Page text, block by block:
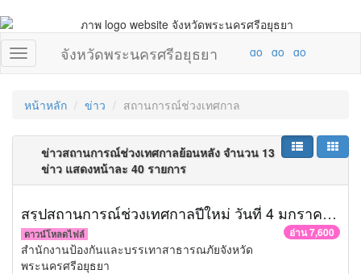
จังหวัดพระนครศรีอยุธยา
หน้าหลัก ข่าว สถานการณ์ช่วงเทศกาล
ข่าวสถานการณ์ช่วงเทศกาลย้อนหลัง จำนวน 13
ข่าว แสดงหน้าละ 40 รายการ
สรุปสถานการณ์ช่วงเทศกาลปีใหม่ วันที่ 4 มกราคม 2559
ดาวน์โหลดไฟล์ อ่าน 7,600
สำนักงานป้องกันและบรรเทาสาธารณภัยจังหวัด
พระนครศรีอยุธยา